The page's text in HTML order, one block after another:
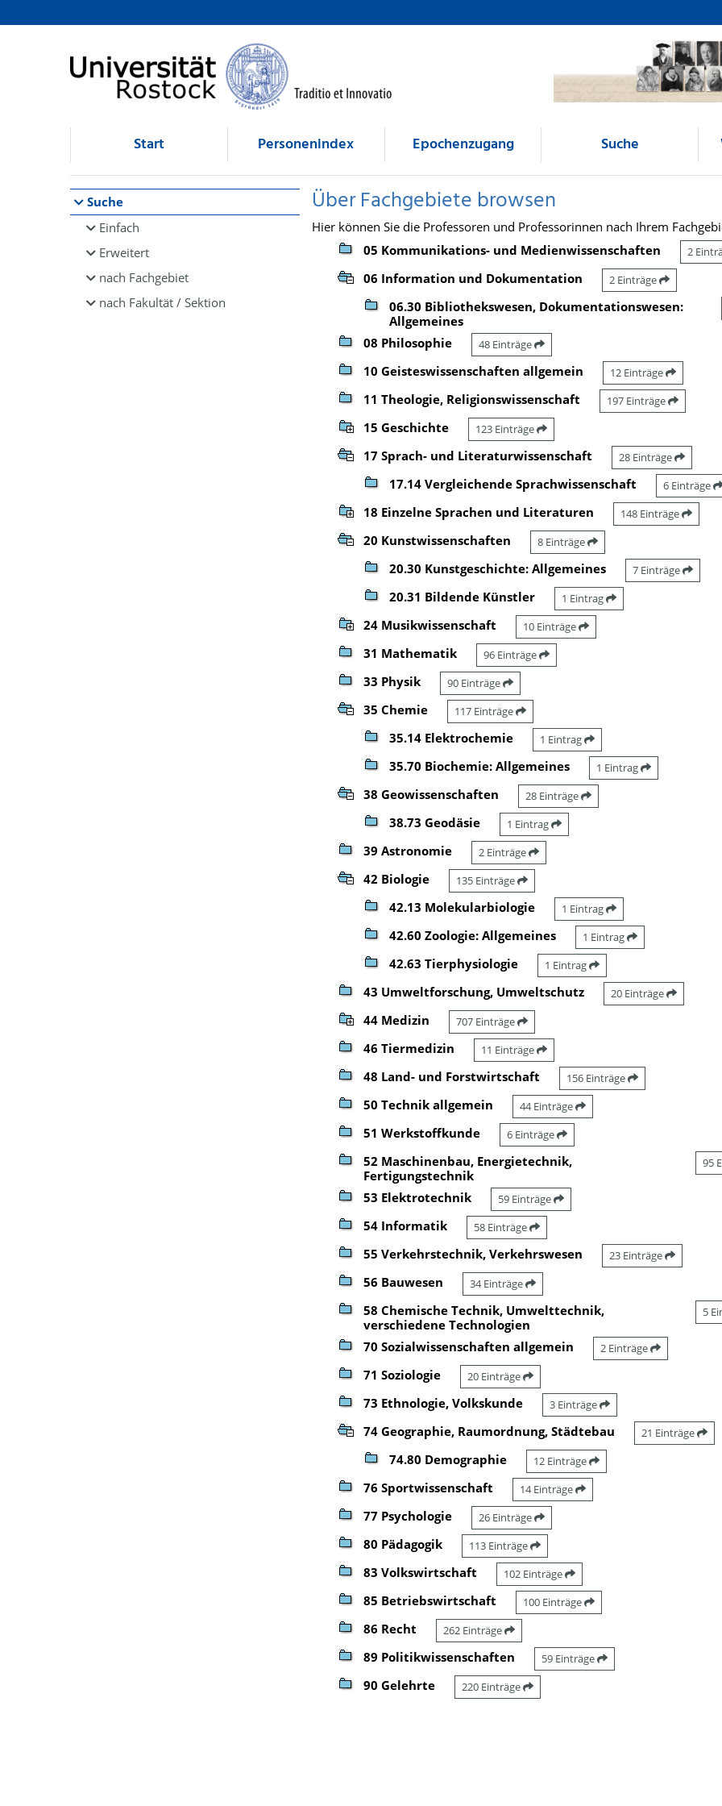
Browsen
direkt zum Inhalt
Start Personenindex Epochenzugang Suche
Suche
Einfach
Erweitert
nach Fachgebiet
nach Fakultät / Sektion
Über Fachgebiete browsen
Hier können Sie die Professoren und Professorinnen nach Ihrem
05 Kommunikations- und Medienwissenschaften
2
06 Information und Dokumentation 2 Einträge
06.30 Bibliothekswesen, Dokumentationswesen:
Allgemeines
08 Philosophie 48 Einträge
10 Geisteswissenschaften allgemein 12 Einträge
11 Theologie, Religionswissenschaft 197 Einträge
15 Geschichte 123 Einträge
17 Sprach- und Literaturwissenschaft 28 Einträge
17.14 Vergleichende Sprachwissenschaft 6 Einträge
18 Einzelne Sprachen und Literaturen 148 Einträge
20 Kunstwissenschaften 8 Einträge
20.30 Kunstgeschichte: Allgemeines 7 Einträge
20.31 Bildende Künstler 1 Eintrag
24 Musikwissenschaft 10 Einträge
31 Mathematik 96 Einträge
33 Physik 90 Einträge
35 Chemie 117 Einträge
35.14 Elektrochemie 1 Eintrag
35.70 Biochemie: Allgemeines 1 Eintrag
38 Geowissenschaften 28 Einträge
38.73 Geodäsie 1 Eintrag
39 Astronomie 2 Einträge
42 Biologie 135 Einträge
42.13 Molekularbiologie 1 Eintrag
42.60 Zoologie: Allgemeines 1 Eintrag
42.63 Tierphysiologie 1 Eintrag
43 Umweltforschung, Umweltschutz 20 Einträge
44 Medizin 707 Einträge
46 Tiermedizin 11 Einträge
48 Land- und Forstwirtschaft 156 Einträge
50 Technik allgemein 44 Einträge
51 Werkstoffkunde 6 Einträge
52 Maschinenbau, Energietechnik,
Fertigungstechnik
95
53 Elektrotechnik 59 Einträge
54 Informatik 58 Einträge
55 Verkehrstechnik, Verkehrswesen 23 Einträge
56 Bauwesen 34 Einträge
58 Chemische Technik, Umwelttechnik,
verschiedene Technologien
5
70 Sozialwissenschaften allgemein 2 Einträge
71 Soziologie 20 Einträge
73 Ethnologie, Volkskunde 3 Einträge
74 Geographie, Raumordnung, Städtebau 21 Einträge
74.80 Demographie 12 Einträge
76 Sportwissenschaft 14 Einträge
77 Psychologie 26 Einträge
80 Pädagogik 113 Einträge
83 Volkswirtschaft 102 Einträge
85 Betriebswirtschaft 100 Einträge
86 Recht 262 Einträge
89 Politikwissenschaften 59 Einträge
90 Gelehrte 220 Einträge